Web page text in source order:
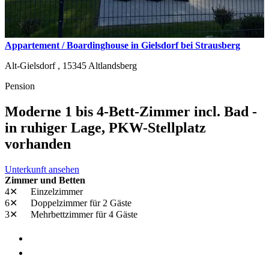
Appartement / Boardinghouse in Gielsdorf bei Strausberg
Alt-Gielsdorf , 15345 Altlandsberg
Pension
Moderne 1 bis 4-Bett-Zimmer incl. Bad -
in ruhiger Lage, PKW-Stellplatz
vorhanden
Unterkunft ansehen
Zimmer und Betten
4✕
Einzelzimmer
6✕
Doppelzimmerfür 2 Gäste
3✕
Mehrbettzimmerfür 4 Gäste